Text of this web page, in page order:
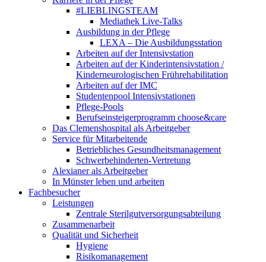
#LIEBLINGSTEAM
Mediathek Live-Talks
Ausbildung in der Pflege
LEXA – Die Ausbildungsstation
Arbeiten auf der Intensivstation
Arbeiten auf der Kinderintensivstation /
Kinderneurologischen Frührehabilitation
Arbeiten auf der IMC
Studentenpool Intensivstationen
Pflege-Pools
Berufseinsteigerprogramm choose&care
Das Clemenshospital als Arbeitgeber
Service für Mitarbeitende
Betriebliches Gesundheitsmanagement
Schwerbehinderten-Vertretung
Alexianer als Arbeitgeber
In Münster leben und arbeiten
Fachbesucher
Leistungen
Zentrale Sterilgutversorgungsabteilung
Zusammenarbeit
Qualität und Sicherheit
Hygiene
Risikomanagement